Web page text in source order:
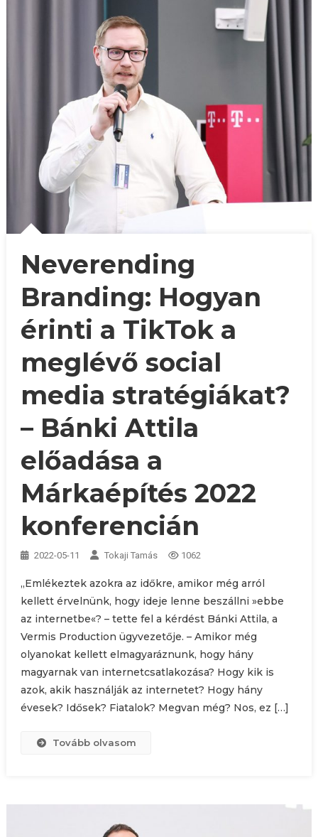
Neverending
Branding: Hogyan
érinti a TikTok a
meglévő social
media stratégiákat?
– Bánki Attila
előadása a
Márkaépítés 2022
konferencián
2022-05-11 Tokaji Tamás 1062
„Emlékeztek azokra az időkre, amikor még arról
kellett érvelnünk, hogy ideje lenne beszállni »ebbe
az internetbe«? – tette fel a kérdést Bánki Attila, a
Vermis Production ügyvezetője. – Amikor még
olyanokat kellett elmagyaráznunk, hogy hány
magyarnak van internetcsatlakozása? Hogy kik is
azok, akik használják az internetet? Hogy hány
évesek? Idősek? Fiatalok? Megvan még? Nos, ez […]
Tovább olvasom